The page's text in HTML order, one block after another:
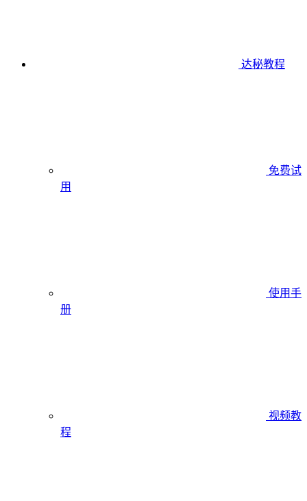
达秘教程
免费试
用
使用手
册
视频教
程